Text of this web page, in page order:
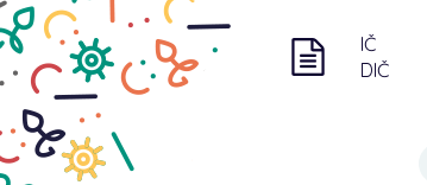
IČ
DIČ